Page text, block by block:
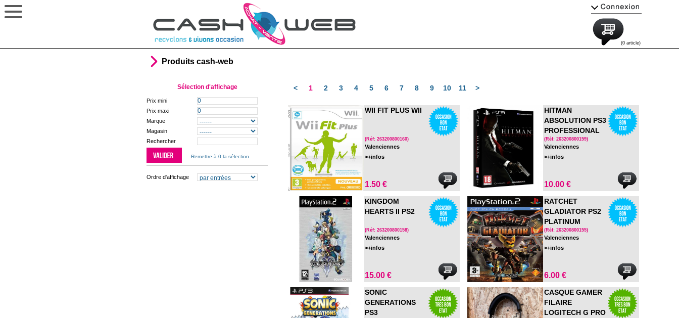
(0 article)
Produits cash-web
Sélection d'affichage
Prix mini
Prix maxi
Marque
Magasin
Rechercher
Remettre à 0 la sélection
Ordre d'affichage
< 1 2 3 4 5 6 7 8 9 10 11 >
WII FIT PLUS WII
(Réf: 263200800160)
Valenciennes
>+infos
1.50 €
HITMAN
ABSOLUTION PS3
PROFESSIONAL
EDITION
(Réf: 263200800159)
Valenciennes
>+infos
10.00 €
KINGDOM
HEARTS II PS2
(Réf: 263200800158)
Valenciennes
>+infos
15.00 €
RATCHET
GLADIATOR PS2
PLATINUM
COMPLET
(Réf: 263200800155)
Valenciennes
>+infos
6.00 €
SONIC
GENERATIONS
PS3
CASQUE GAMER
FILAIRE
LOGITECH G PRO